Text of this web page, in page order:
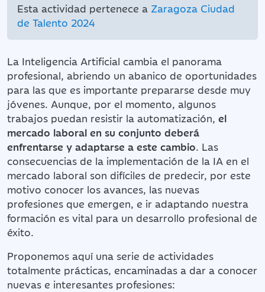
Esta actividad pertenece a Zaragoza Ciudad
de Talento 2024
La Inteligencia Artificial cambia el panorama
profesional, abriendo un abanico de oportunidades
para las que es importante prepararse desde muy
jóvenes. Aunque, por el momento, algunos
trabajos puedan resistir la automatización, el
mercado laboral en su conjunto deberá
enfrentarse y adaptarse a este cambio. Las
consecuencias de la implementación de la IA en el
mercado laboral son difíciles de predecir, por este
motivo conocer los avances, las nuevas
profesiones que emergen, e ir adaptando nuestra
formación es vital para un desarrollo profesional de
éxito.
Proponemos aquí una serie de actividades
totalmente prácticas, encaminadas a dar a conocer
nuevas e interesantes profesiones: